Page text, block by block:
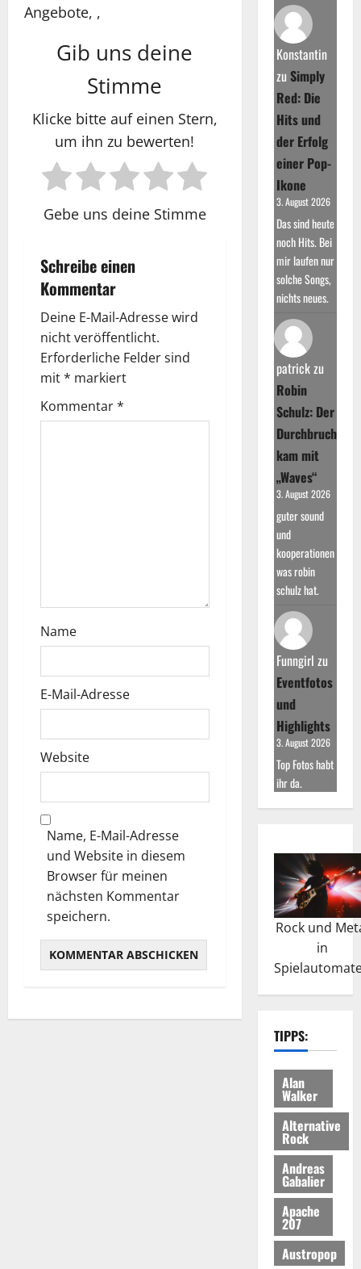
Angebote, ,
Gib uns deine
Stimme
Klicke bitte auf einen Stern,
um ihn zu bewerten!
Gebe uns deine Stimme
Schreibe einen
Kommentar
Deine E-Mail-Adresse wird
nicht veröffentlicht.
Erforderliche Felder sind
mit* markiert
Kommentar*
Name
E-Mail-Adresse
Website
Name, E-Mail-Adresse
und Website in diesem
Browser für meinen
nächsten Kommentar
speichern.
Konstantin
zu Simply
Red: Die
Hits und
der Erfolg
einer Pop-
Ikone
3. August 2026
Das sind heute
noch Hits. Bei
mir laufen nur
solche Songs,
nichts neues.
patrickzu
Robin
Schulz: Der
Durchbruch
kam mit
„Waves“
3. August 2026
guter sound
und
kooperationen
was robin
schulz hat.
Funngirl zu
Eventfotos
und
Highlights
3. August 2026
Top Fotos habt
ihr da.
Rock und
in
TIPPS:
Alan
Walker
Alternative
Rock
Andreas
Gabalier
Apache
207
Austropop